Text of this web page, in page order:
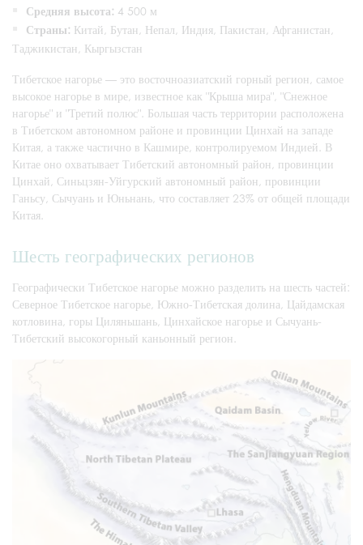
Средняя высота: 4 500 м
Страны: Китай, Бутан, Непал, Индия, Пакистан, Афганистан,
Таджикистан, Кыргызстан
Тибетское нагорье — это восточноазиатский горный регион, самое
высокое нагорье в мире, известное как "Крыша мира", "Снежное
нагорье" и "Третий полюс". Большая часть территории расположена
в Тибетском автономном районе и провинции Цинхай на западе
Китая, а также частично в Кашмире, контролируемом Индией. В
Китае оно охватывает Тибетский автономный район, провинции
Цинхай, Синьцзян-Уйгурский автономный район, провинции
Ганьсу, Сычуань и Юньнань, что составляет 23% от общей площади
Китая.
Шесть географических регионов
Географически Тибетское нагорье можно разделить на шесть частей:
Северное Тибетское нагорье, Южно-Тибетская долина, Цайдамская
котловина, горы Циляньшань, Цинхайское нагорье и Сычуань-
Тибетский высокогорный каньонный регион.